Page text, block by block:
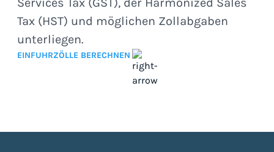
Services Tax (GST), der Harmonized Sales
Tax (HST) und möglichen Zollabgaben
unterliegen.
EINFUHRZÖLLE BERECHNEN